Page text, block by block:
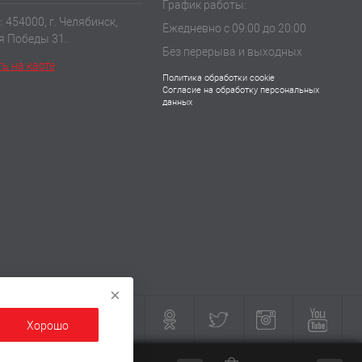
454000, г. Челябинск,
Победы 31.
на карте
График работы:
Ежедневно с 09:00 до 20:00
Без перерыва и выходных
Политика обработки cookie
Согласие на обработку персональных
данных
Хорошо
×